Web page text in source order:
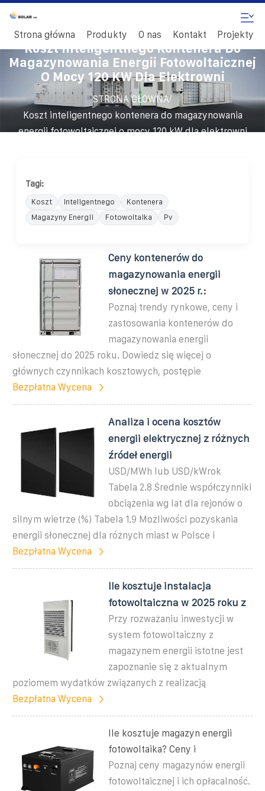
Strona główna Produkty O nas Kontakt Projekty
Koszt Inteligentnego Kontenera Do
Magazynowania Energii Fotowoltaicznej
O Mocy 120 KW Dla Elektrowni
STRONA GŁÓWNA/
Koszt inteligentnego kontenera do magazynowania
energii fotowoltaicznej o mocy 120 kW dla elektrowni
Tagi:
Koszt Inteligentnego
Kontenera
Magazyny Energii
Fotowoltaika Pv
Ceny kontenerów do
magazynowania energii
słonecznej w 2025 r.:
Poznaj trendy rynkowe, ceny i
zastosowania kontenerów do
magazynowania energii
słonecznej do 2025 roku. Dowiedz się więcej o
głównych czynnikach kosztowych, postępie
Bezpłatna Wycena
Analiza i ocena kosztów
energii elektrycznej z różnych
źródeł energii
USD/MWh lub USD/kWrok
Tabela 2.8 Średnie współczynniki
obciążenia wg lat dla rejonów o
silnym wietrze (%) Tabela 1.9 Możliwości pozyskania
energii słonecznej dla różnych miast w Polsce i
Bezpłatna Wycena
Ile kosztuje instalacja
fotowoltaiczna w 2025 roku z
Przy rozważaniu inwestycji w
system fotowoltaiczny z
magazynem energii istotne jest
zapoznanie się z aktualnym
poziomem wydatków związanych z realizacją
Bezpłatna Wycena
Ile kosztuje magazyn energii
fotowoltaika? Ceny i
Poznaj ceny magazynów energii
fotowoltaicznej i ich opłacalność.